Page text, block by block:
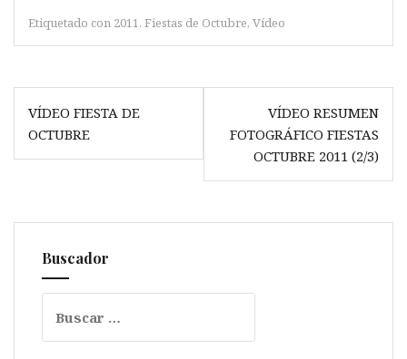
Etiquetado con 2011, Fiestas de Octubre, Vídeo
Navegación
de
entradas
VÍDEO FIESTA DE
OCTUBRE
VÍDEO RESUMEN
FOTOGRÁFICO FIESTAS
OCTUBRE 2011 (2/3)
Buscador